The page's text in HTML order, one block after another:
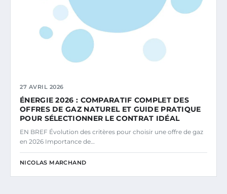
27 AVRIL 2026
ÉNERGIE 2026 : COMPARATIF COMPLET DES
OFFRES DE GAZ NATUREL ET GUIDE PRATIQUE
POUR SÉLECTIONNER LE CONTRAT IDÉAL
EN BREF Évolution des critères pour choisir une offre de gaz
en 2026 Importance de…
NICOLAS MARCHAND